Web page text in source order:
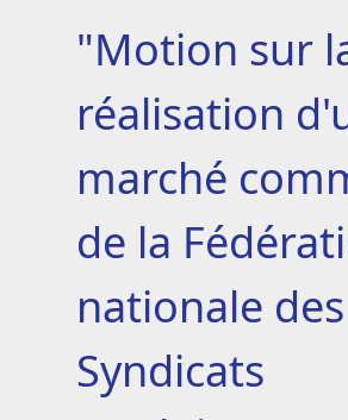
"Motion sur
réalisation
marché
de la
nationale des
Syndicats